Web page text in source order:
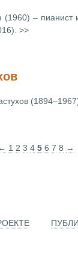
(1960) – пианист
>>
← 1 2 3 4 5 6 7 8 →